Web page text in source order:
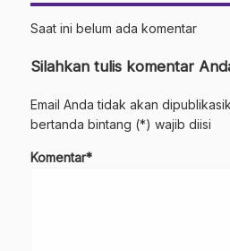
Saat ini belum ada komentar
Silahkan tulis komentar
Email Anda tidak akan
bertanda bintang (*) wajib diisi
Komentar*